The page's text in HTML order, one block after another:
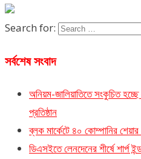
Search for:
সর্বশেষ সংবাদ
অনিয়ম-জালিয়াতিতে সংকুচিত
প্রতিষ্ঠান
ব্লক মার্কেটে ৪০ কোম্পানির
ডিএসইতে লেনদেনের শীর্ষে শার্প